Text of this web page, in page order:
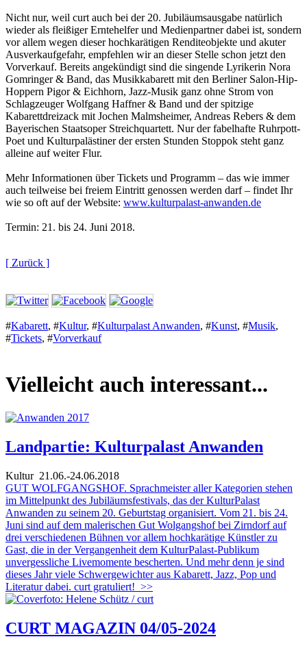
Nicht nur, weil curt auch bei der 20. Jubiläumsausgabe natürlich
wieder als fleißiger Erntehelfer und Medienpartner dabei ist, sondern
vor allem wegen dieser hochkarätigen Renditeobjekte und akuter
Ausverkaufgefahr, empfehlen wir an dieser Stelle schon jetzt den
Vorverkauf. Bereits angekündigt sind die singende Lyrikerin Nora
Gomringer & Band, das Musikkabarett mit den Berliner Salon-Hip-
Hoppern Pigor & Eichhorn, Jazz-Musik ganz ohne Strom von
Schlagzeuger Wolfgang Haffner & Band und der spitzige
Kabarettdreizack mit Jochen Malmsheimer, Andreas Rebers & dem
Bayerischen Staatsoper Streichquartett. Nur der fabelhafte Ruhrpott-
Poet und Kulturpalästiner der ersten Stunden Stoppok steht ganz
alleine auf weiter Flur.
Mehr Informationen über Tickets und Programm – das wie immer
auch teilweise bei freiem Eintritt genossen werden darf – findet Ihr
wie so oft auf der Website: www.kulturpalast-anwanden.de
Termin: 21. bis 24. Juni 2018.
[ Zurück ]
#Kabarett, #Kultur, #Kulturpalast Anwanden, #Kunst, #Musik,
#Tickets, #Vorverkauf
Vielleicht auch interessant...
Landpartie: Kulturpalast Anwanden
Kultur21.06.-24.06.2018
GUT WOLFGANGSHOF. Sprachmeister aller Kategorien stehen
im Mittelpunkt des Jubiläumsfestivals, das der KulturPalast
Anwanden zu seinem 20. Geburtstag organisiert. Vom 21. bis 24.
Juni sind auf dem malerischen Gut Wolgangshof bei Zirndorf auf
drei verschiedenen Bühnen vor allem hochkarätige Künstler zu
Gast, die in der Vergangenheit dem KulturPalast-Publikum
unvergessliche Livemomente bescherten. Und mehr denn je sind
dieses Jahr viele Schwergewichter aus Kabarett, Jazz, Pop und
Literatur dabei. curt gratuliert! >>
CURT MAGAZIN 04/05-2024